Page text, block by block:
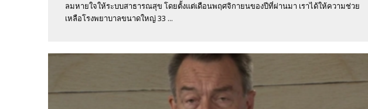
ลมหายใจให้ระบบสาธารณสุข โดยตั้งแต่เดือนพฤศจิกายนของปีที่ผ่านมา เราได้ให้ความช่วย
เหลือโรงพยาบาลขนาดใหญ่ 33 ...